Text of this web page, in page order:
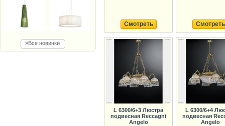
»Все новинки
Смотреть Смотреть
L 6300/6+3 Люстра
подвесная Reccagni
Angelo
L 6300/6+4
подвесная
Angelo